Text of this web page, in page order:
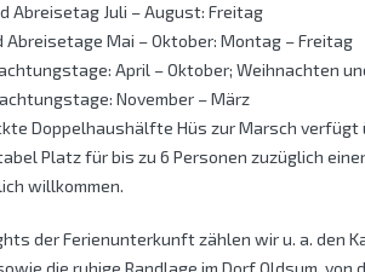
Abreisetag Juli – August: Freitag
Abreisetage Mai – Oktober: Montag – Freitag
April – Oktober; Weihnachten
November – März
Doppelhaushälfte Hüs zur Marsch verfügt
Platz für bis zu 6 Personen zuzüglich
willkommen.
der Ferienunterkunft zählen wir u. a. den
die ruhige Randlage im Dorf Oldsum, von